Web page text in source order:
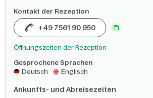
Kontakt der Rezeption
+49 7561 90 950
Öffnungszeiten der Rezeption
Gesprochene Sprachen
Deutsch
Englisch
Ankunfts- und Abreisezeiten